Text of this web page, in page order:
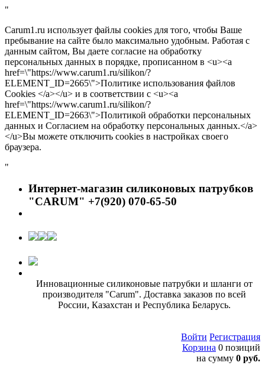
"
Carum1.ru использует файлы cookies для того, чтобы Ваше
пребывание на сайте было максимально удобным. Работая с
данным сайтом, Вы даете согласие на обработку
персональных данных в порядке, прописанном в <u><a
href=\"https://www.carum1.ru/silikon/?
ELEMENT_ID=2665\">Политике использования файлов
Cookies </a></u> и в соответствии с <u><a
href=\"https://www.carum1.ru/silikon/?
ELEMENT_ID=2663\">Политикой обработки персональных
данных и Согласием на обработку персональных данных.</a>
</u>Вы можете отключить cookies в настройках своего
браузера.
"
Интернет-магазин силиконовых патрубков
"CARUM" +7(920) 070-65-50
Инновационные силиконовые патрубки и шланги от
производителя "Carum". Доставка заказов по всей
России, Казахстан и Республика Беларусь.
Войти Регистрация
Корзина 0 позиций
на сумму 0 руб.